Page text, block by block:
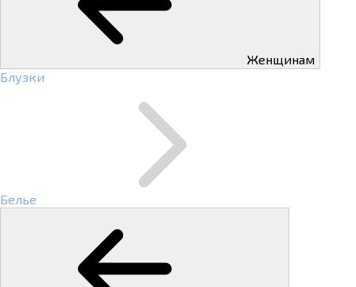
Женщинам
Блузки
Белье